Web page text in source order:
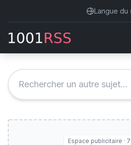
Langue du
Espace publicitaire ·